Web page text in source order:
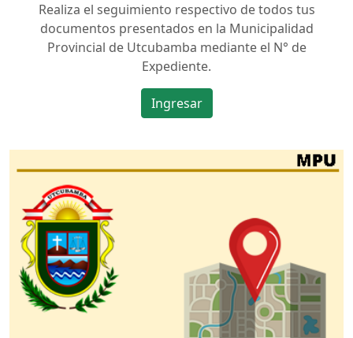
Realiza el seguimiento respectivo de todos tus
documentos presentados en la Municipalidad
Provincial de Utcubamba mediante el N° de
Expediente.
Ingresar